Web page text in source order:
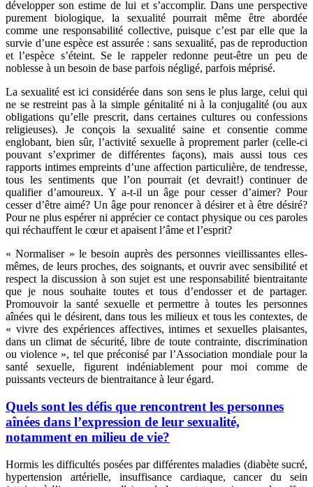
développer son estime de lui et s’accomplir. Dans une perspective
purement biologique, la sexualité pourrait même être abordée
comme une responsabilité collective, puisque c’est par elle que la
survie d’une espèce est assurée : sans sexualité, pas de reproduction
et l’espèce s’éteint. Se le rappeler redonne peut-être un peu de
noblesse à un besoin de base parfois négligé, parfois méprisé.
La sexualité est ici considérée dans son sens le plus large, celui qui
ne se restreint pas à la simple génitalité ni à la conjugalité (ou aux
obligations qu’elle prescrit, dans certaines cultures ou confessions
religieuses). Je conçois la sexualité saine et consentie comme
englobant, bien sûr, l’activité sexuelle à proprement parler (celle-ci
pouvant s’exprimer de différentes façons), mais aussi tous ces
rapports intimes empreints d’une affection particulière, de tendresse,
tous les sentiments que l’on pourrait (et devrait!) continuer de
qualifier d’amoureux. Y a-t-il un âge pour cesser d’aimer? Pour
cesser d’être aimé? Un âge pour renoncer à désirer et à être désiré?
Pour ne plus espérer ni apprécier ce contact physique ou ces paroles
qui réchauffent le cœur et apaisent l’âme et l’esprit?
« Normaliser » le besoin auprès des personnes vieillissantes elles-
mêmes, de leurs proches, des soignants, et ouvrir avec sensibilité et
respect la discussion à son sujet est une responsabilité bientraitante
que je nous souhaite toutes et tous d’endosser et de partager.
Promouvoir la santé sexuelle et permettre à toutes les personnes
aînées qui le désirent, dans tous les milieux et tous les contextes, de
« vivre des expériences affectives, intimes et sexuelles plaisantes,
dans un climat de sécurité, libre de toute contrainte, discrimination
ou violence », tel que préconisé par l’Association mondiale pour la
santé sexuelle, figurent indéniablement pour moi comme de
puissants vecteurs de bientraitance à leur égard.
Quels sont les défis que rencontrent les personnes
aînées dans l’expression de leur sexualité,
notamment en milieu de vie?
Hormis les difficultés posées par différentes maladies (diabète sucré,
hypertension artérielle, insuffisance cardiaque, cancer du sein